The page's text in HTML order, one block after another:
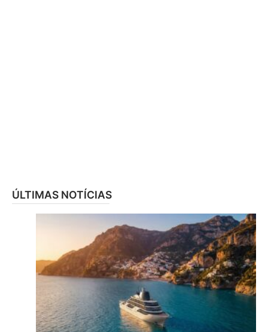
ÚLTIMAS NOTÍCIAS